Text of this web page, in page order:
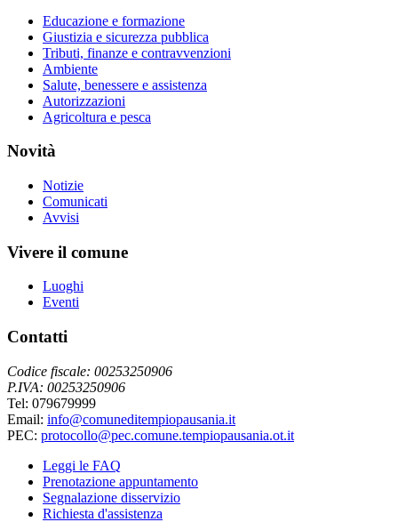
Educazione e formazione
Giustizia e sicurezza pubblica
Tributi, finanze e contravvenzioni
Ambiente
Salute, benessere e assistenza
Autorizzazioni
Agricoltura e pesca
Novità
Notizie
Comunicati
Avvisi
Vivere il comune
Luoghi
Eventi
Contatti
Codice fiscale: 00253250906
P.IVA: 00253250906
Tel: 079679999
Email: info@comuneditempiopausania.it
PEC: protocollo@pec.comune.tempiopausania.ot.it
Leggi le FAQ
Prenotazione appuntamento
Segnalazione disservizio
Richiesta d'assistenza